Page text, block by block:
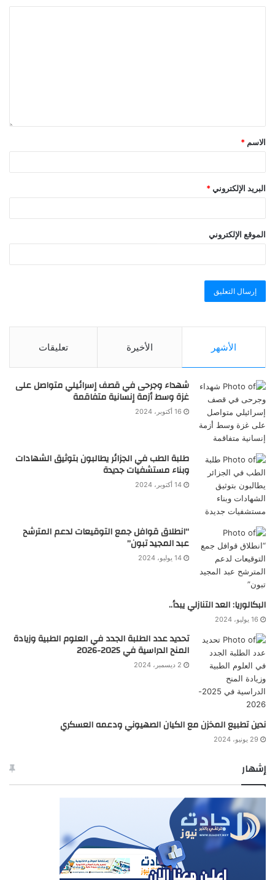
الاسم *
البريد الإلكتروني *
الموقع الإلكتروني
الأشهر الأخيرة تعليقات
شهداء وجرحى في قصف إسرائيلي متواصل على
غزة وسط أزمة إنسانية متفاقمة
16 أكتوبر، 2024
طلبة الطب في الجزائر يطالبون بتوثيق الشهادات
وبناء مستشفيات جديدة
14 أكتوبر، 2024
“انطلاق قوافل جمع التوقيعات لدعم المترشح
عبد المجيد تبون”
14 يوليو، 2024
البكالوريا: العد التنازلي يبدأ..
16 يوليو، 2024
تحديد عدد الطلبة الجدد في العلوم الطبية وزيادة
المنح الدراسية في 2025-2026
2 ديسمبر، 2024
ندين تطبيع المخزن مع الكيان الصهيوني ودعمه العسكري
29 يونيو، 2024
إشهار